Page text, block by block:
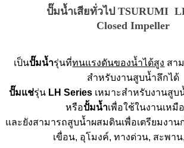
ปั๊มน้ำเสียทั่วไป TSURUMI
Closed Impeller
เป็นปั๊มน้ำรุ่นที่ทนแรงดันของน้ำได้สูง สา
สำหรับงานสูบน้ำลึกได้
ปั๊มแช่รุ่น LH Series เหมาะสำหรับงานสูบ
หรือปั้มน้ำเพื่อใช้ในงานเหมื
และยังสามารถสูบน้ำผสมดินเพื่อเตรียมงาน
เขื่อน, อุโมงค์, ทางด่วน, สะพาน